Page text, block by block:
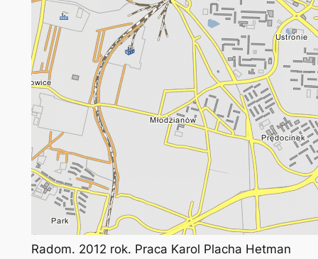
Radom. 2012 rok. Praca Karol Placha Hetman